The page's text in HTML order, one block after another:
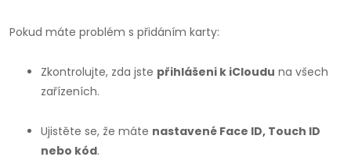
Pokud máte problém s přidáním karty:
Zkontrolujte, zda jste přihlášeni k iCloudu na všech
zařízeních.
Ujistěte se, že máte nastavené Face ID, Touch ID
nebo kód.